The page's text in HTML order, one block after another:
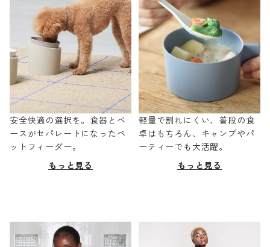
安全快適の選択を。食器とベ
ースがセパレートになったペ
ットフィーダー。
もっと見る
軽量で割れにくい、普段の食
卓はもちろん、キャンプやパ
ーティーでも大活躍。
もっと見る